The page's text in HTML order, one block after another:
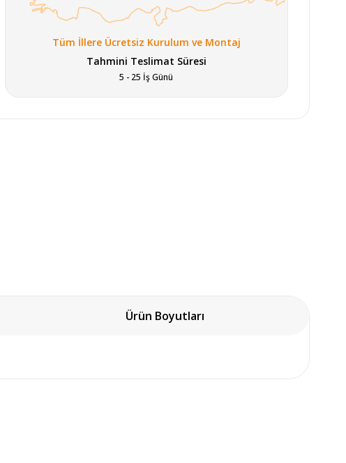
Tüm İllere Ücretsiz Kurulum ve Montaj
Tahmini Teslimat Süresi
5 - 25 İş Günü
Ürün Boyutları